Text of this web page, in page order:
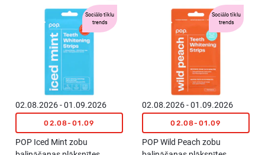
Sociālo tīklu
trends
02.08.2026 - 01.09.2026
02.08-01.09
POP Iced Mint zobu
Sociālo tīklu
trends
02.08.2026 - 01.09.2026
02.08-01.09
POP Wild Peach zobu